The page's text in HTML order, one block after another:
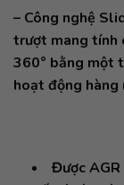
– Công nghệ
trượt mang tính
360° bằng một
hoạt động hàng
Được